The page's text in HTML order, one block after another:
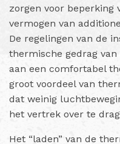
zorgen voor beperking
vermogen van
De regelingen van de
thermische gedrag
aan een comfortabel
groot voordeel van
dat weinig
het vertrek over te
Het “laden” van de